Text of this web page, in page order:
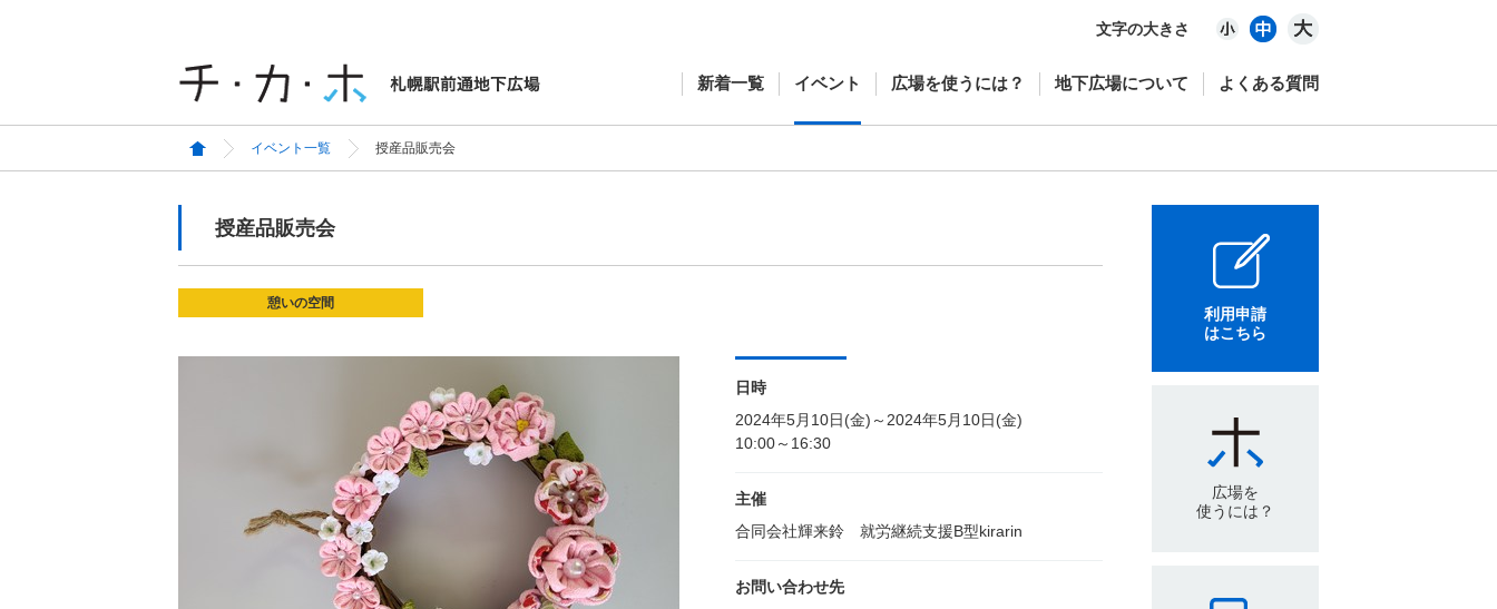
文字の大きさ
新着一覧 イベント 広場を使うには？ 地下広場について よくある質問
イベント一覧 授産品販売会
授産品販売会
憩いの空間
日時
2024年5月10日(金)～2024年5月10日(金)
10:00～16:30
主催
合同会社輝来鈴 就労継続支援B型kirarin
お問い合わせ先
利用申請
はこちら
広場を
使うには？